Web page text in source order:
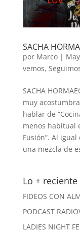
SACHA
por Marco|
vemos,
SACHA
muy
hablar de
menos habitual
Fusión”. Al
una mezcla de
Lo + reciente
FIDEOS CON
PODCAST
LADIES NIGHT